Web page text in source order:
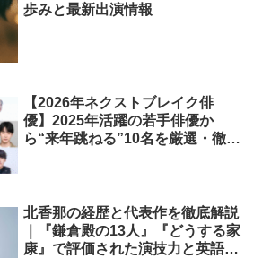
歩みと最新出演情報
【2026年ネクストブレイク俳
優】2025年活躍の若手俳優か
ら“来年跳ねる”10名を厳選・徹底
北香那の経歴と代表作を徹底解説
｜『鎌倉殿の13人』『どうする家
康』で評価された演技力と英語力